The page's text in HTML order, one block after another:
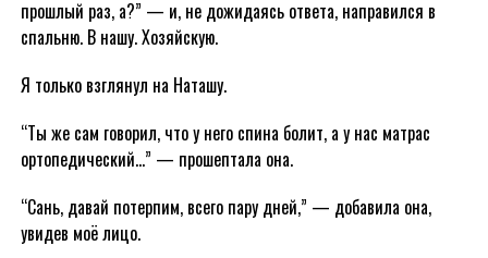
прошлый раз, а?” — и, не дожидаясь ответа, направился в
спальню. В нашу. Хозяйскую.
Я только взглянул на Наташу.
“Ты же сам говорил, что у него спина болит, а у нас матрас
ортопедический…” — прошептала она.
“Сань, давай потерпим, всего пару дней,” — добавила она,
увидев моё лицо.